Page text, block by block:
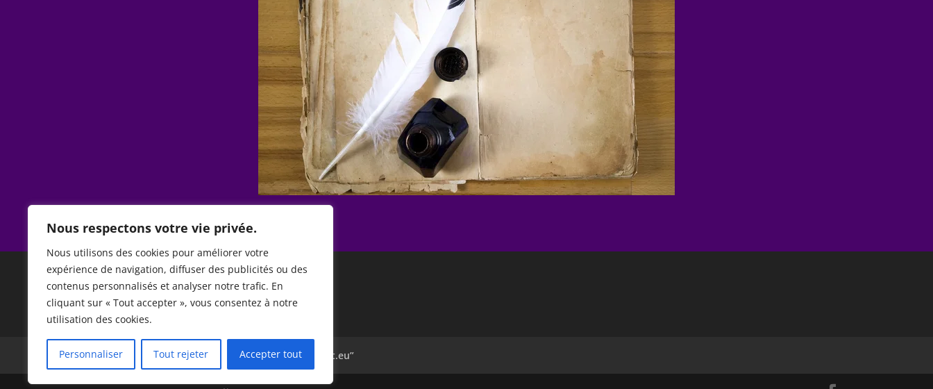
Nous respectons votre vie privée.
Nous utilisons des cookies pour améliorer votre
expérience de navigation, diffuser des publicités ou des
contenus personnalisés et analyser notre trafic. En
cliquant sur « Tout accepter », vous consentez à notre
utilisation des cookies.
Personnaliser Tout rejeter Accepter tout
Mentions légales Hébergé par “un-pas-en-avant.eu”